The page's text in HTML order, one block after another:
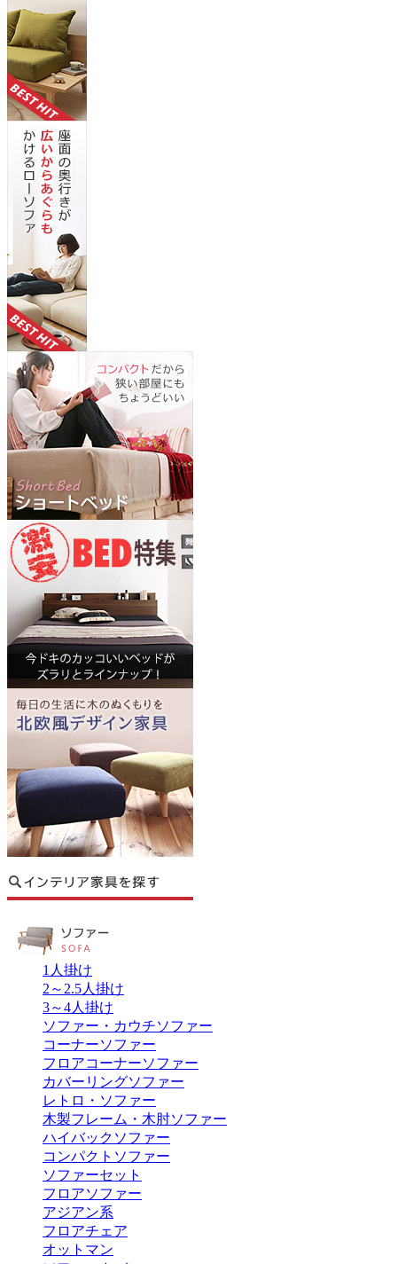
1人掛け
2～2.5人掛け
3～4人掛け
ソファー・カウチソファー
コーナーソファー
フロアコーナーソファー
カバーリングソファー
レトロ・ソファー
木製フレーム・木肘ソファー
ハイバックソファー
コンパクトソファー
ソファーセット
フロアソファー
アジアン系
フロアチェア
オットマン